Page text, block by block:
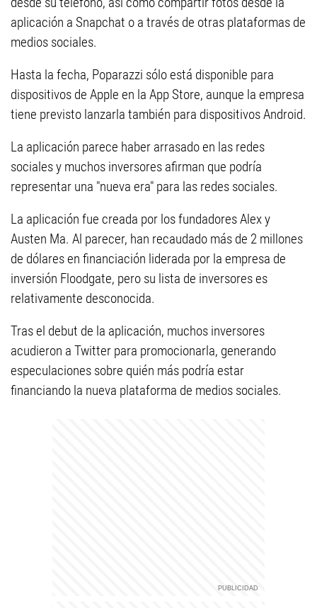
aplicación a Snapchat o a través de otras plataformas de
medios sociales.
Hasta la fecha, Poparazzi sólo está disponible para
dispositivos de Apple en la App Store, aunque la empresa
tiene previsto lanzarla también para dispositivos Android.
La aplicación parece haber arrasado en las redes
sociales y muchos inversores afirman que podría
representar una "nueva era" para las redes sociales.
La aplicación fue creada por los fundadores Alex y
Austen Ma. Al parecer, han recaudado más de 2 millones
de dólares en financiación liderada por la empresa de
inversión Floodgate, pero su lista de inversores es
relativamente desconocida.
Tras el debut de la aplicación, muchos inversores
acudieron a Twitter para promocionarla, generando
especulaciones sobre quién más podría estar
financiando la nueva plataforma de medios sociales.